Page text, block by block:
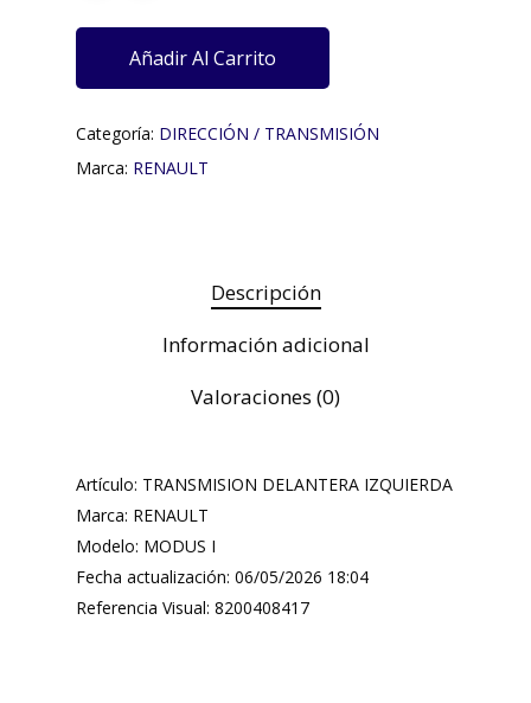
Añadir Al Carrito
Categoría: DIRECCIÓN / TRANSMISIÓN
Marca: RENAULT
Descripción
Información adicional
Valoraciones (0)
Artículo: TRANSMISION DELANTERA IZQUIERDA
Marca: RENAULT
Modelo: MODUS I
Fecha actualización: 06/05/2026 18:04
Referencia Visual: 8200408417